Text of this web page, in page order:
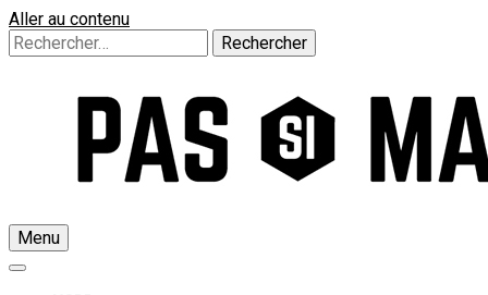
Aller au contenu
Rechercher :
Un guide pour l'homme moderne
Menu